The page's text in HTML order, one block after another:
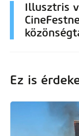
Illusztris
Ez is